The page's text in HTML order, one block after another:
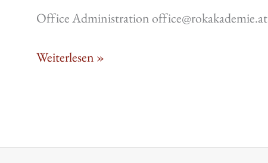
Office Administration office@rokakademie.at
Weiterlesen »